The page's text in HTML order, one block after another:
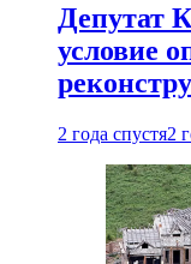
Депутат
условие
2 года спустя2